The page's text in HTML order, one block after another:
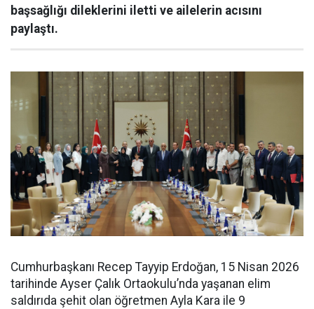
başsağlığı dileklerini iletti ve ailelerin acısını
paylaştı.
Cumhurbaşkanı Recep Tayyip Erdoğan, 15 Nisan 2026
tarihinde Ayser Çalık Ortaokulu’nda yaşanan elim
saldırıda şehit olan öğretmen Ayla Kara ile 9